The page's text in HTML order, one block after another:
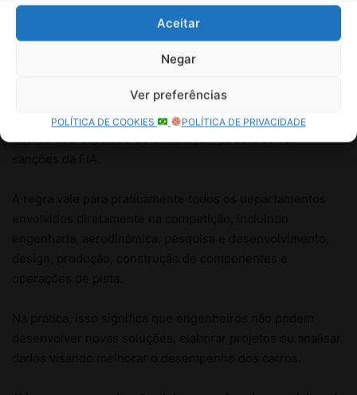
Aceitar
Negar
Ver preferências
POLÍTICA DE COOKIES POLÍTICA DE PRIVACIDADE